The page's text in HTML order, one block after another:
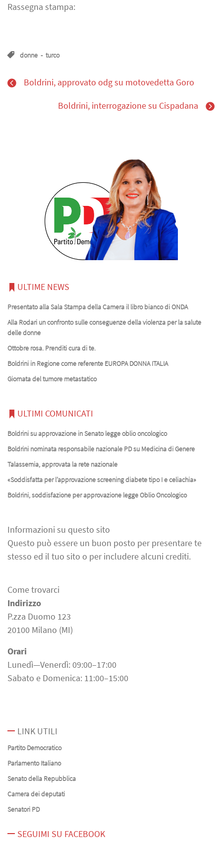
Rassegna stampa:
donne - turco
Boldrini, approvato odg su motovedetta Goro
Boldrini, interrogazione su Cispadana
ULTIME NEWS
Presentato alla Sala Stampa della Camera il libro bianco di ONDA
Alla Rodari un confronto sulle conseguenze della violenza per la salute
delle donne
Ottobre rosa. Prenditi cura di te.
Boldrini in Regione come referente EUROPA DONNA ITALIA
Giornata del tumore metastatico
ULTIMI COMUNICATI
Boldrini su approvazione in Senato legge oblio oncologico
Boldrini nominata responsabile nazionale PD su Medicina di Genere
Talassemia, approvata la rete nazionale
«Soddisfatta per l’approvazione screening diabete tipo I e celiachia»
Boldrini, soddisfazione per approvazione legge Oblio Oncologico
Informazioni su questo sito
Questo può essere un buon posto per presentare te
stesso ed il tuo sito o per includere alcuni crediti.
Come trovarci
Indirizzo
P.zza Duomo 123
20100 Milano (MI)
Orari
Lunedì—Venerdì: 09:00–17:00
Sabato e Domenica: 11:00–15:00
LINK UTILI
Partito Democratico
Parlamento Italiano
Senato della Repubblica
Camera dei deputati
Senatori PD
SEGUIMI SU FACEBOOK